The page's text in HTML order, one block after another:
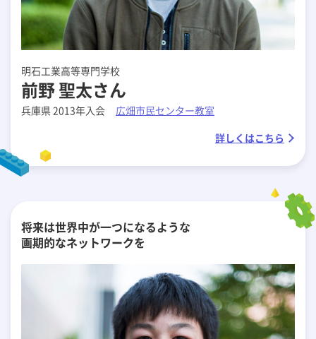
明石工業高等専門学校
前野 聖太さん
兵庫県 2013年入会
広畑市民センター教室
詳しくはこちら
将来は世界中が一つになるような
画期的なネットワークを